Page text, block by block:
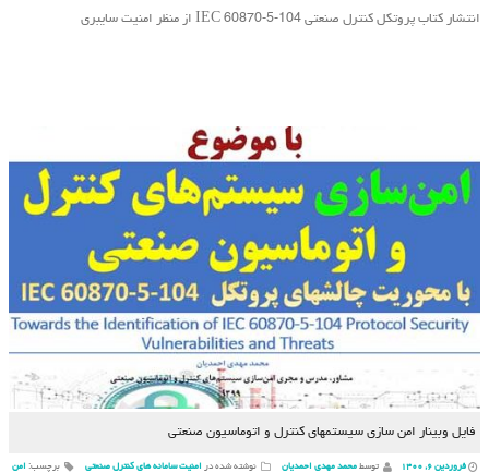
انتشار کتاب پروتکل کنترل صنعتی IEC 60870-5-104 از منظر امنیت سایبری
فایل وبینار امن سازی سیستم‏های کنترل و اتوماسیون صنعتی
فروردین ۶, ۱۴۰۰ توسط محمد مهدی احمدیان نوشته شده در امنیت سامانه های کنترل صنعتی برچسب: امن